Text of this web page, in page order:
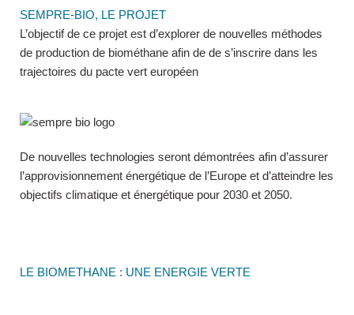
SEMPRE-BIO, LE PROJET
L’objectif de ce projet est d’explorer de nouvelles méthodes
de production de biométhane afin de de s’inscrire dans les
trajectoires du pacte vert européen
De nouvelles technologies seront démontrées afin d’assurer
l’approvisionnement énergétique de l’Europe et d’atteindre les
objectifs climatique et énergétique pour 2030 et 2050.
LE BIOMETHANE : UNE ENERGIE VERTE